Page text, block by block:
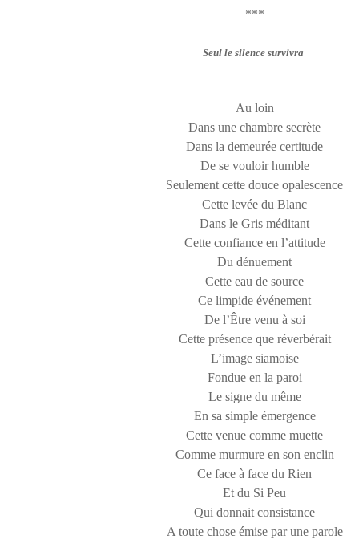
***
Seul le silence survivra
Au loin
Dans une chambre secrète
Dans la demeurée certitude
De se vouloir humble
Seulement cette douce opalescence
Cette levée du Blanc
Dans le Gris méditant
Cette confiance en l’attitude
Du dénuement
Cette eau de source
Ce limpide événement
De l’Être venu à soi
Cette présence que réverbérait
L’image siamoise
Fondue en la paroi
Le signe du même
En sa simple émergence
Cette venue comme muette
Comme murmure en son enclin
Ce face à face du Rien
Et du Si Peu
Qui donnait consistance
A toute chose émise par une parole